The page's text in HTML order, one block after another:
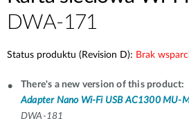
DWA-171
Status produktu (Revision D): Brak
There's a new version of this product:
Adapter Nano Wi‑Fi USB AC1300
DWA-181